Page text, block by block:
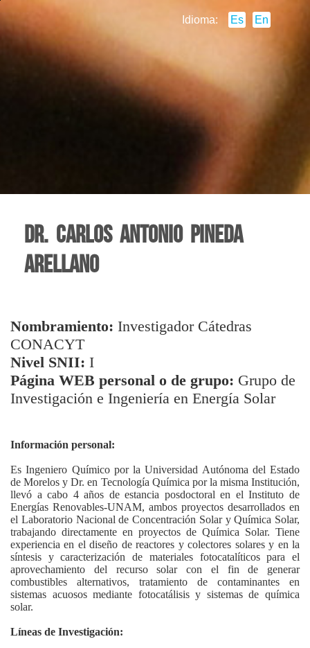
Idioma: Es En
Dr. Carlos Antonio Pineda
Arellano
Nombramiento: Investigador Cátedras
CONACYT
Nivel SNII: I
Página WEB personal o de grupo: Grupo de
Investigación e Ingeniería en Energía Solar
Información personal:
Es Ingeniero Químico por la Universidad Autónoma del Estado
de Morelos y Dr. en Tecnología Química por la misma Institución,
llevó a cabo 4 años de estancia posdoctoral en el Instituto de
Energías Renovables-UNAM, ambos proyectos desarrollados en
el Laboratorio Nacional de Concentración Solar y Química Solar,
trabajando directamente en proyectos de Química Solar. Tiene
experiencia en el diseño de reactores y colectores solares y en la
síntesis y caracterización de materiales fotocatalíticos para el
aprovechamiento del recurso solar con el fin de generar
combustibles alternativos, tratamiento de contaminantes en
sistemas acuosos mediante fotocatálisis y sistemas de química
solar.
Líneas de Investigación: